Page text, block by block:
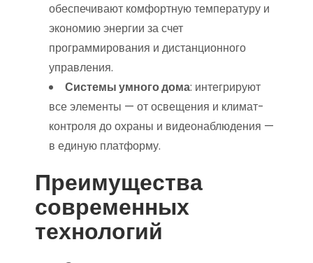
обеспечивают комфортную температуру и
экономию энергии за счет
программирования и дистанционного
управления.
Системы умного дома: интегрируют
все элементы — от освещения и климат-
контроля до охраны и видеонаблюдения —
в единую платформу.
Преимущества
современных
технологий